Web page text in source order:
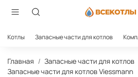
Котлы Запасные части для котлов
Главная
Запасные части для котлов
Запасные части для котлов Viessmann